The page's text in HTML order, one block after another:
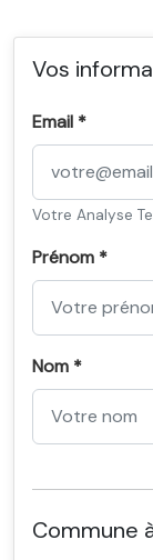
Vos
Email *
Votre Analyse
Prénom *
Nom *
Commune